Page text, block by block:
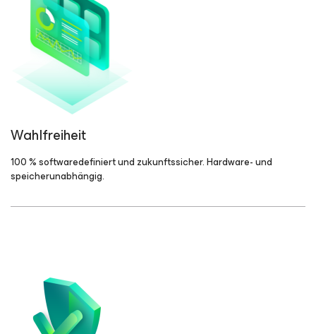
Wahlfreiheit
100 % softwaredefiniert und zukunftssicher. Hardware- und
speicherunabhängig.